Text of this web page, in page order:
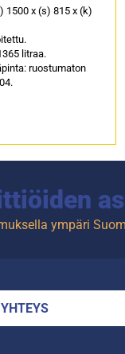
1500 x (s) 815 x (k)
litraa.
ruostumaton
ympäri
YHTEYS